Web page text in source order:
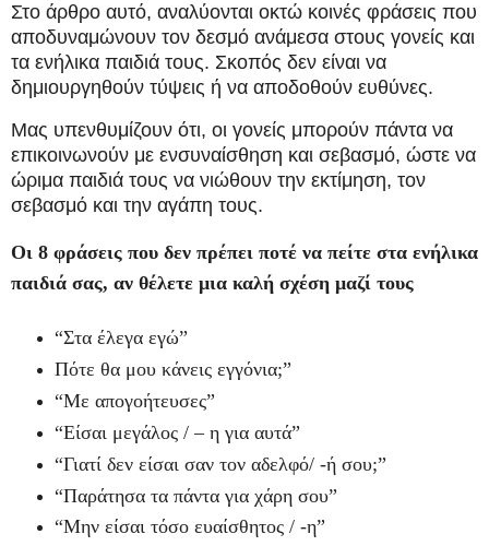
Στο άρθρο αυτό, αναλύονται οκτώ κοινές φράσεις που
αποδυναμώνουν τον δεσμό ανάμεσα στους γονείς και
τα ενήλικα παιδιά τους. Σκοπός δεν είναι να
δημιουργηθούν τύψεις ή να αποδοθούν ευθύνες.
Μας υπενθυμίζουν ότι, οι γονείς μπορούν πάντα να
επικοινωνούν με ενσυναίσθηση και σεβασμό, ώστε να
ώριμα παιδιά τους να νιώθουν την εκτίμηση, τον
σεβασμό και την αγάπη τους.
Οι 8 φράσεις που δεν πρέπει ποτέ να πείτε στα ενήλικα
παιδιά σας, αν θέλετε μια καλή σχέση μαζί τους
“Στα έλεγα εγώ”
Πότε θα μου κάνεις εγγόνια;”
“Με απογοήτευσες”
“Είσαι μεγάλος / – η για αυτά”
“Γιατί δεν είσαι σαν τον αδελφό/ -ή σου;”
“Παράτησα τα πάντα για χάρη σου”
“Μην είσαι τόσο ευαίσθητος / -η”